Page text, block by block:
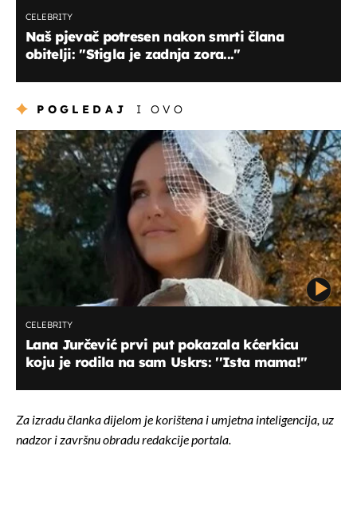
CELEBRITY
Naš pjevač potresen nakon smrti člana
obitelji: "Stigla je zadnja zora..."
POGLEDAJ I OVO
CELEBRITY
Lana Jurčević prvi put pokazala kćerkicu
koju je rodila na sam Uskrs: ''Ista mama!''
Za izradu članka dijelom je korištena i umjetna inteligencija, uz
nadzor i završnu obradu redakcije portala.